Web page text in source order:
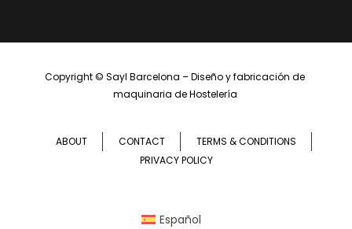
Copyright © Sayl Barcelona – Diseño y fabricación de
maquinaria de Hostelería
ABOUT CONTACT
TERMS & CONDITIONS
PRIVACY POLICY
Español